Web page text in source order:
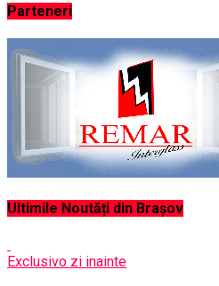
Parteneri
Ultimile Noutăți din Brașov
Exclusivo zi inainte